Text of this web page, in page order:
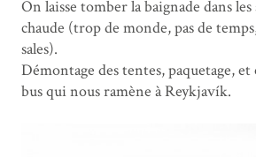
On laisse tomber la baignade dans les
chaude (trop de monde, pas de
sales).
Démontage des tentes, paquetage,
bus qui nous ramène à Reykjavík.